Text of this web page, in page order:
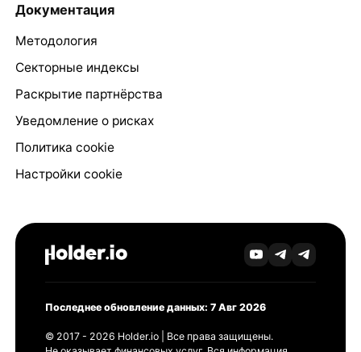
Документация
Методология
Секторные индексы
Раскрытие партнёрства
Уведомление о рисках
Политика cookie
Настройки cookie
Последнее обновление данных: 7 Авг 2026
© 2017 - 2026 Holder.io | Все права защищены.